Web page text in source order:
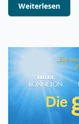
Weiterlesen